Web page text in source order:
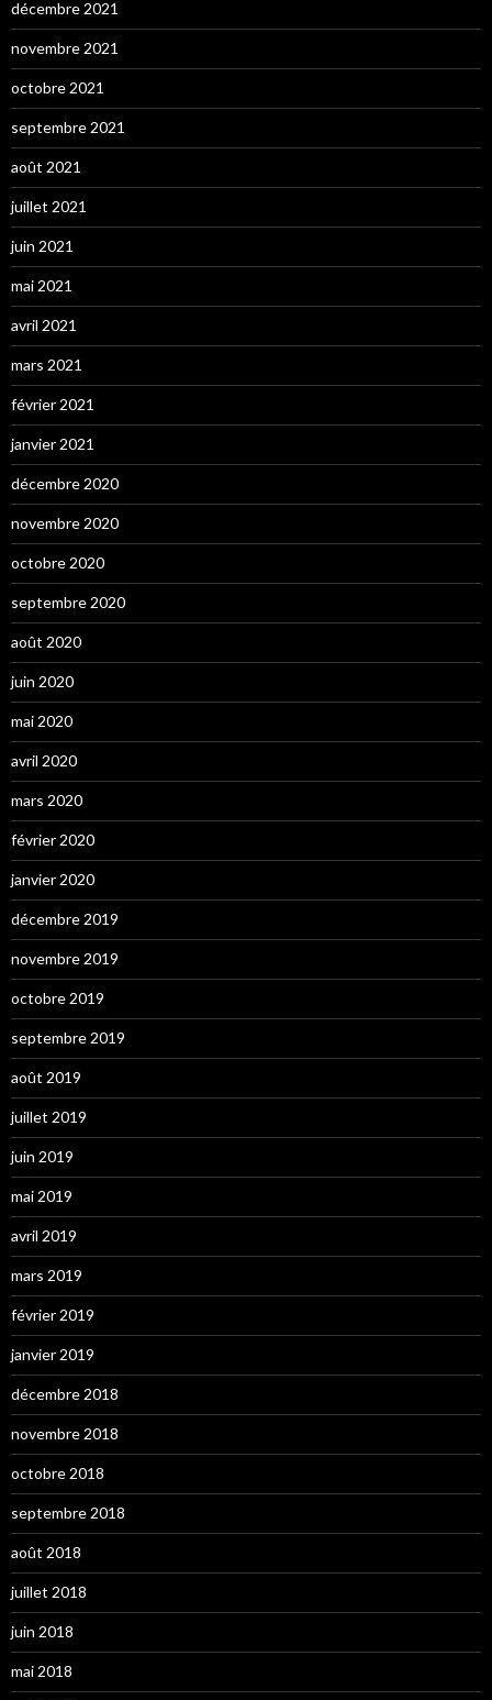
décembre 2021
novembre 2021
octobre 2021
septembre 2021
août 2021
juillet 2021
juin 2021
mai 2021
avril 2021
mars 2021
février 2021
janvier 2021
décembre 2020
novembre 2020
octobre 2020
septembre 2020
août 2020
juin 2020
mai 2020
avril 2020
mars 2020
février 2020
janvier 2020
décembre 2019
novembre 2019
octobre 2019
septembre 2019
août 2019
juillet 2019
juin 2019
mai 2019
avril 2019
mars 2019
février 2019
janvier 2019
décembre 2018
novembre 2018
octobre 2018
septembre 2018
août 2018
juillet 2018
juin 2018
mai 2018